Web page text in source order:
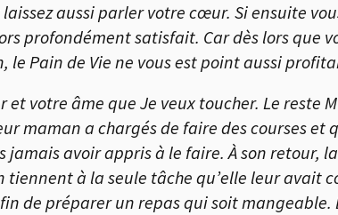
aussi parler votre cœur. Si ensuite
profondément satisfait. Car dès lors que
Pain de Vie ne vous est point aussi
votre âme que Je veux toucher. Le reste
maman a chargés de faire des courses
jamais avoir appris à le faire. À son retour,
à la seule tâche qu’elle leur avait
de préparer un repas qui soit mangeable.